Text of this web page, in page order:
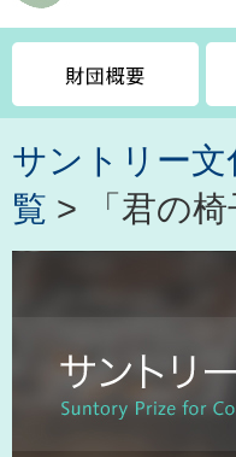
サントリー
覧 > 「君の